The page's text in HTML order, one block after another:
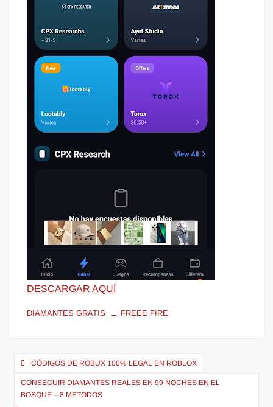
DESCARGAR AQUÍ
DIAMANTES GRATIS FREEE FIRE
CÓDIGOS DE ROBUX 100% LEGAL EN ROBLOX
CONSEGUIR DIAMANTES REALES EN 99 NOCHES EN EL
BOSQUE – 8 METODOS